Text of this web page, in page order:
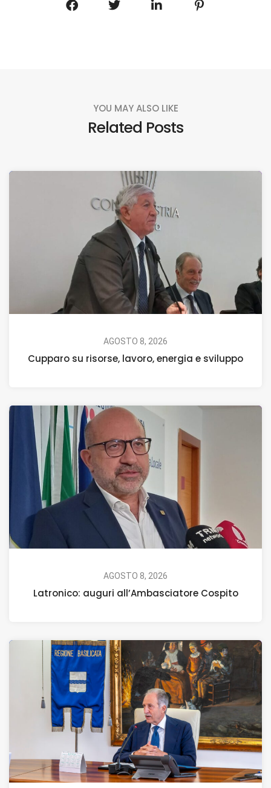
YOU MAY ALSO LIKE
Related Posts
AGOSTO 8, 2026
Cupparo su risorse, lavoro, energia e sviluppo
AGOSTO 8, 2026
Latronico: auguri all’Ambasciatore Cospito